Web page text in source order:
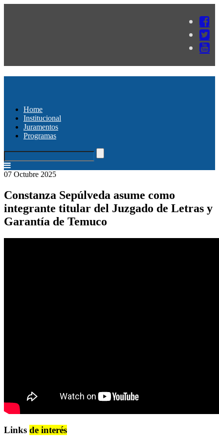
Home
Institucional
Juramentos
Programas
07 Octubre 2025
Constanza Sepúlveda asume como
integrante titular del Juzgado de Letras y
Garantía de Temuco
Links de interés